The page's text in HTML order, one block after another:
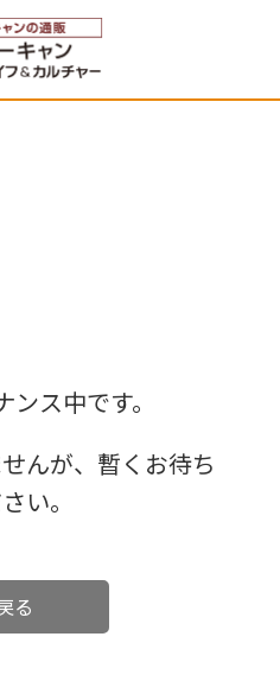
ス中です。
んが、暫くお待ち
い。
る